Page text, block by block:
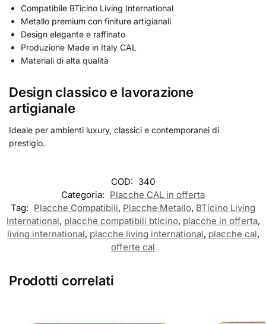
Compatibile BTicino Living International
Metallo premium con finiture artigianali
Design elegante e raffinato
Produzione Made in Italy CAL
Materiali di alta qualità
Design classico e lavorazione
artigianale
Ideale per ambienti luxury, classici e contemporanei di
prestigio.
COD: 340
Categoria: Placche CAL in offerta
Tag: Placche Compatibili, Placche Metallo, BTicino Living
International, placche compatibili bticino, placche in offerta,
living international, placche living international, placche cal,
offerte cal
Prodotti correlati